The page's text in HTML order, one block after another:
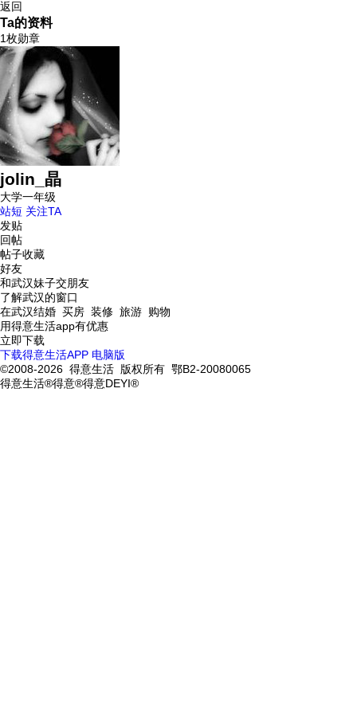
返回
Ta的资料
1枚勋章
jolin_晶
大学一年级
站短 关注TA
发贴
回帖
帖子收藏
好友
和武汉妹子交朋友
了解武汉的窗口
在武汉结婚 买房 装修 旅游 购物
用得意生活app有优惠
立即下载
下载得意生活APP 电脑版
©2008-2026 得意生活 版权所有 鄂B2-20080065
得意生活®得意®得意DEYI®